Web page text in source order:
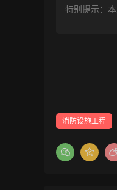
特别提示：
消防设施工程